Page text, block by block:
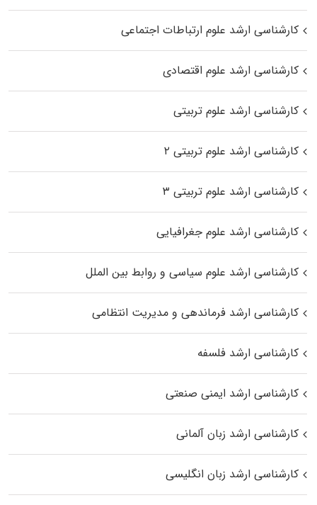
کارشناسی ارشد علوم ارتباطات اجتماعی
کارشناسی ارشد علوم اقتصادی
کارشناسی ارشد علوم تربیتی
کارشناسی ارشد علوم تربیتی ۲
کارشناسی ارشد علوم تربیتی ۳
کارشناسی ارشد علوم جغرافیایی
کارشناسی ارشد علوم سیاسی و روابط بین الملل
کارشناسی ارشد فرماندهی و مدیریت انتظامی
کارشناسی ارشد فلسفه
کارشناسی ارشد ایمنی صنعتی
کارشناسی ارشد زبان آلمانی
کارشناسی ارشد زبان انگلیسی